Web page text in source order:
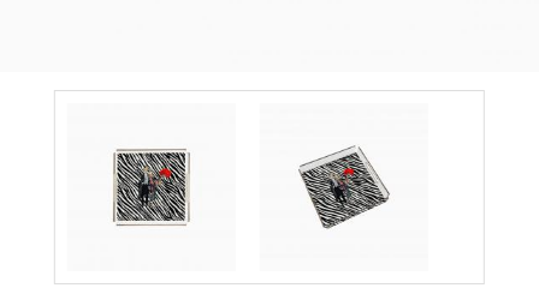
Runner
Şezlong
Mutfak Önlüğü
Pleksi Tepsi